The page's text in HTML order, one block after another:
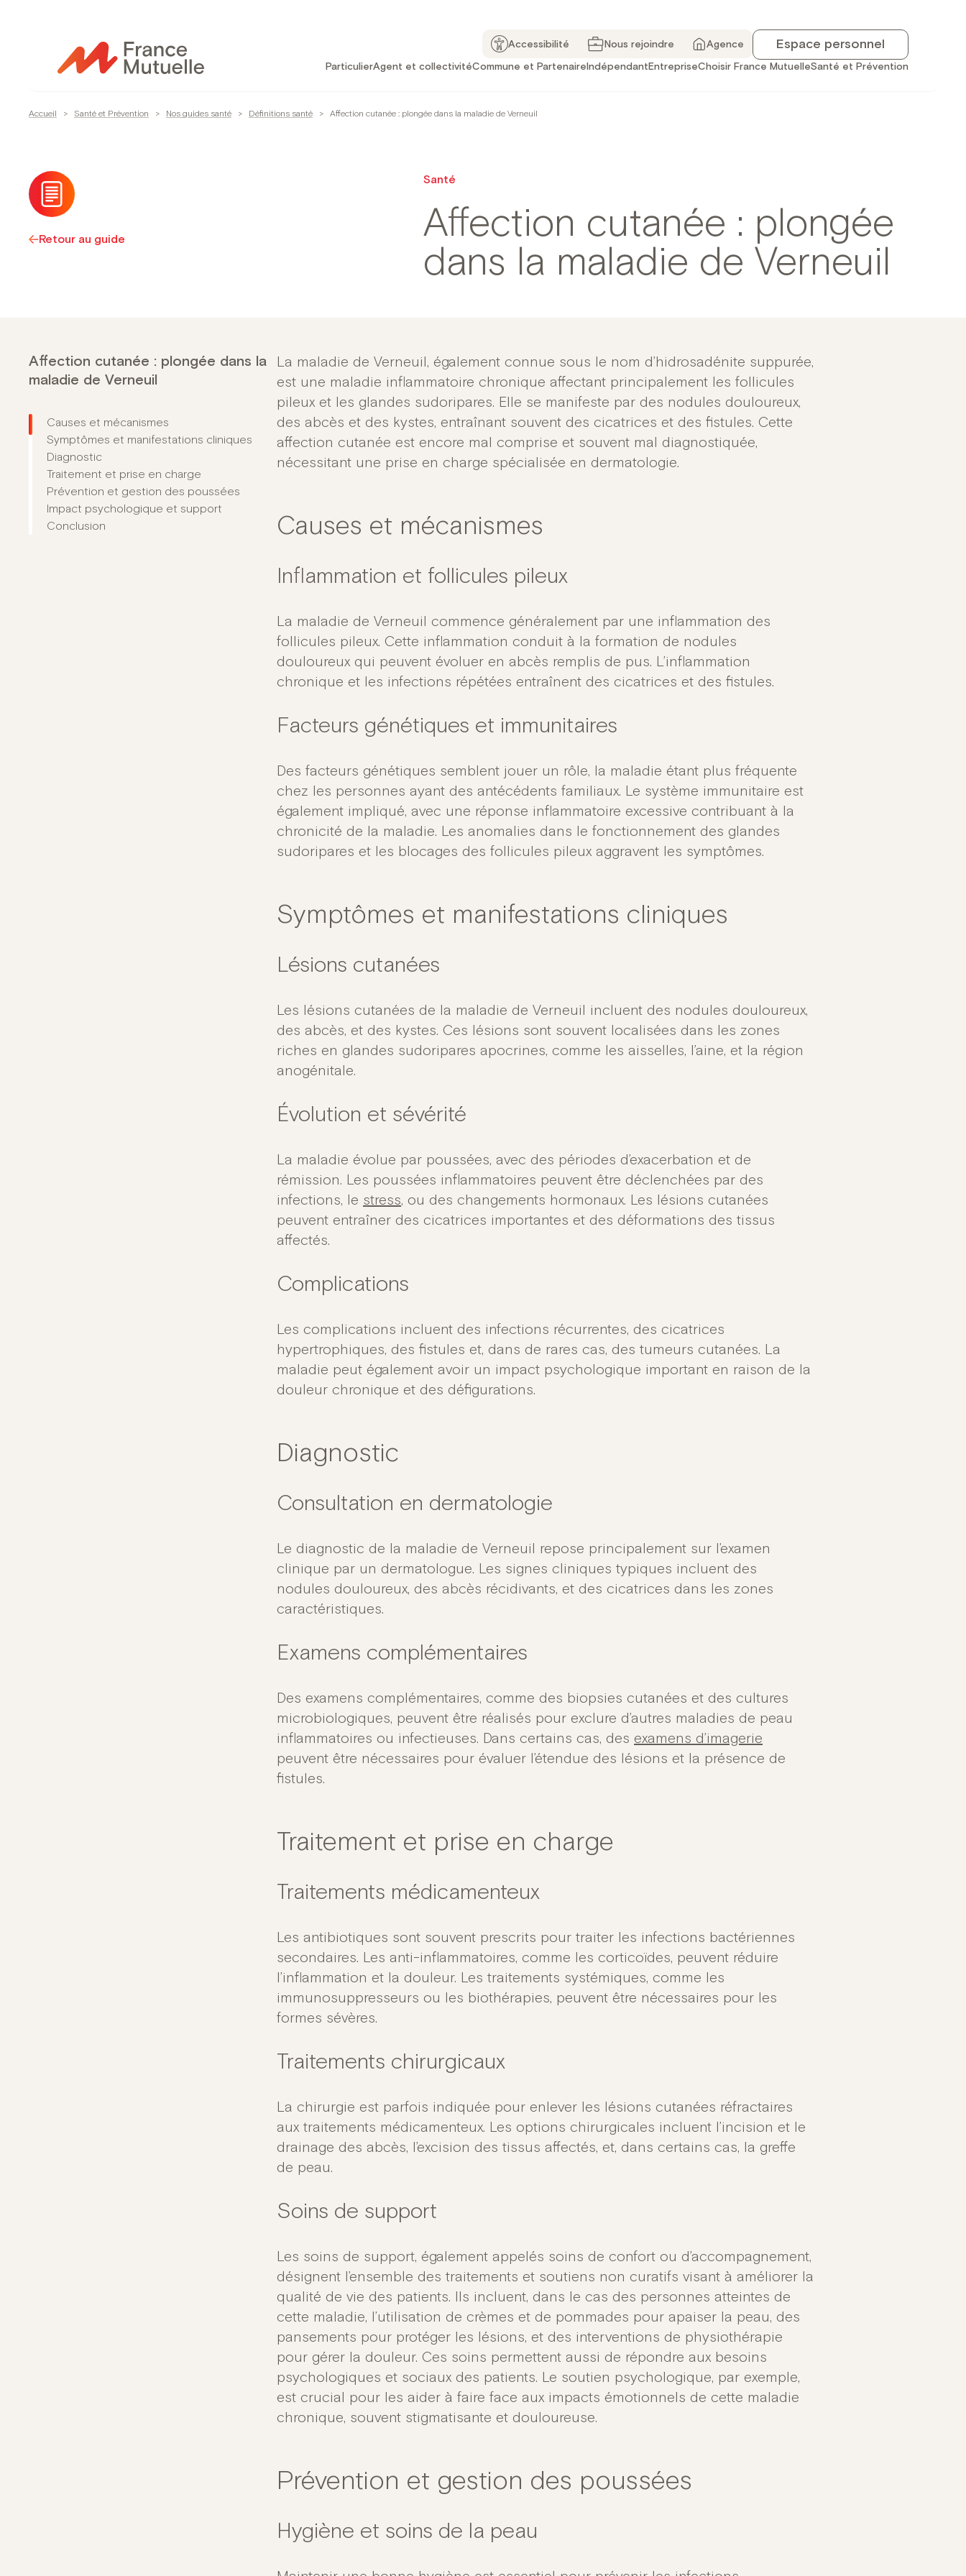
contenu
Accessibilité Nous rejoindre Agence Espace personnel
ParticulierAgent et collectivitéCommune et Partenaire Indépendant EntrepriseChoisir France MutuelleSanté et Prévention
Accueil > Santé et Prévention > Nos guides santé > Définitions santé > Affection cutanée : plongée dans la maladie de Verneuil
Retour au guide
Santé
Affection cutanée : plongée
dans la maladie de Verneuil
Affection cutanée : plongée dans la
maladie de Verneuil
Causes et mécanismes
Symptômes et manifestations cliniques
Diagnostic
Traitement et prise en charge
Prévention et gestion des poussées
Impact psychologique et support
Conclusion
La maladie de Verneuil, également connue sous le nom d’hidrosadénite suppurée,
est une maladie inflammatoire chronique affectant principalement les follicules
pileux et les glandes sudoripares. Elle se manifeste par des nodules douloureux,
des abcès et des kystes, entraînant souvent des cicatrices et des fistules. Cette
affection cutanée est encore mal comprise et souvent mal diagnostiquée,
nécessitant une prise en charge spécialisée en dermatologie.
Causes et mécanismes
Inflammation et follicules pileux
La maladie de Verneuil commence généralement par une inflammation des
follicules pileux. Cette inflammation conduit à la formation de nodules
douloureux qui peuvent évoluer en abcès remplis de pus. L’inflammation
chronique et les infections répétées entraînent des cicatrices et des fistules.
Facteurs génétiques et immunitaires
Des facteurs génétiques semblent jouer un rôle, la maladie étant plus fréquente
chez les personnes ayant des antécédents familiaux. Le système immunitaire est
également impliqué, avec une réponse inflammatoire excessive contribuant à la
chronicité de la maladie. Les anomalies dans le fonctionnement des glandes
sudoripares et les blocages des follicules pileux aggravent les symptômes.
Symptômes et manifestations cliniques
Lésions cutanées
Les lésions cutanées de la maladie de Verneuil incluent des nodules douloureux,
des abcès, et des kystes. Ces lésions sont souvent localisées dans les zones
riches en glandes sudoripares apocrines, comme les aisselles, l’aine, et la région
anogénitale.
Évolution et sévérité
La maladie évolue par poussées, avec des périodes d’exacerbation et de
rémission. Les poussées inflammatoires peuvent être déclenchées par des
infections, le stress, ou des changements hormonaux. Les lésions cutanées
peuvent entraîner des cicatrices importantes et des déformations des tissus
affectés.
Complications
Les complications incluent des infections récurrentes, des cicatrices
hypertrophiques, des fistules et, dans de rares cas, des tumeurs cutanées. La
maladie peut également avoir un impact psychologique important en raison de la
douleur chronique et des défigurations.
Diagnostic
Consultation en dermatologie
Le diagnostic de la maladie de Verneuil repose principalement sur l’examen
clinique par un dermatologue. Les signes cliniques typiques incluent des
nodules douloureux, des abcès récidivants, et des cicatrices dans les zones
caractéristiques.
Examens complémentaires
Des examens complémentaires, comme des biopsies cutanées et des cultures
microbiologiques, peuvent être réalisés pour exclure d’autres maladies de peau
inflammatoires ou infectieuses. Dans certains cas, des examens d’imagerie
peuvent être nécessaires pour évaluer l’étendue des lésions et la présence de
fistules.
Traitement et prise en charge
Traitements médicamenteux
Les antibiotiques sont souvent prescrits pour traiter les infections bactériennes
secondaires. Les anti-inflammatoires, comme les corticoïdes, peuvent réduire
l’inflammation et la douleur. Les traitements systémiques, comme les
immunosuppresseurs ou les biothérapies, peuvent être nécessaires pour les
formes sévères.
Traitements chirurgicaux
La chirurgie est parfois indiquée pour enlever les lésions cutanées réfractaires
aux traitements médicamenteux. Les options chirurgicales incluent l’incision et le
drainage des abcès, l’excision des tissus affectés, et, dans certains cas, la greffe
de peau.
Soins de support
Les soins de support, également appelés soins de confort ou d’accompagnement,
désignent l’ensemble des traitements et soutiens non curatifs visant à améliorer la
qualité de vie des patients. Ils incluent, dans le cas des personnes atteintes de
cette maladie, l’utilisation de crèmes et de pommades pour apaiser la peau, des
pansements pour protéger les lésions, et des interventions de physiothérapie
pour gérer la douleur. Ces soins permettent aussi de répondre aux besoins
psychologiques et sociaux des patients. Le soutien psychologique, par exemple,
est crucial pour les aider à faire face aux impacts émotionnels de cette maladie
chronique, souvent stigmatisante et douloureuse.
Prévention et gestion des poussées
Hygiène et soins de la peau